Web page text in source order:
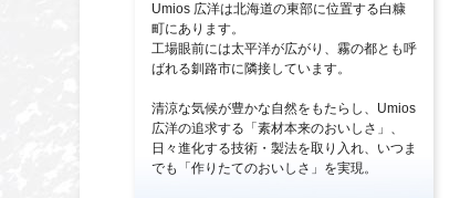
Umios 広洋は北海道の東部に位置する白糠
町にあります。
工場眼前には太平洋が広がり、霧の都とも呼
ばれる釧路市に隣接しています。
清涼な気候が豊かな自然をもたらし、Umios
広洋の追求する「素材本来のおいしさ」、
日々進化する技術・製法を取り入れ、いつま
でも「作りたてのおいしさ」を実現。